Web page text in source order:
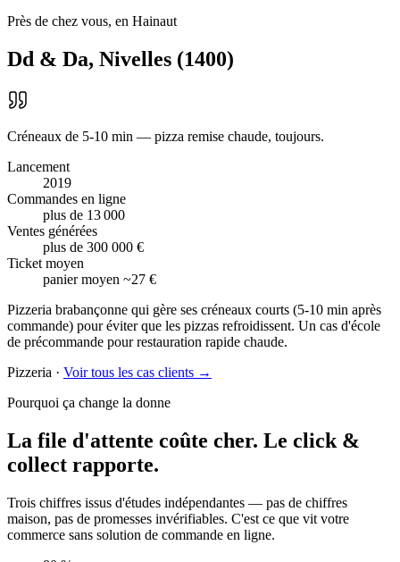
Près de chez vous, en Hainaut
Dd & Da, Nivelles (1400)
Créneaux de 5-10 min — pizza remise chaude, toujours.
Lancement
2019
Commandes en ligne
plus de 13 000
Ventes générées
plus de 300 000 €
Ticket moyen
panier moyen ~27 €
Pizzeria brabançonne qui gère ses créneaux courts (5-10 min après
commande) pour éviter que les pizzas refroidissent. Un cas d'école
de précommande pour restauration rapide chaude.
Pizzeria · Voir tous les cas clients →
Pourquoi ça change la donne
La file d'attente coûte cher. Le click &
collect rapporte.
Trois chiffres issus d'études indépendantes — pas de chiffres
maison, pas de promesses invérifiables. C'est ce que vit votre
commerce sans solution de commande en ligne.